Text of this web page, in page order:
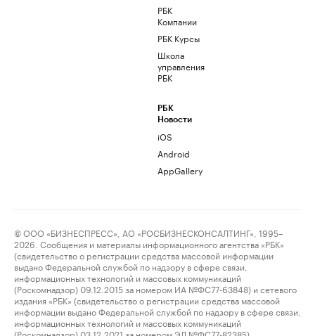
РБК
Компании
РБК Курсы
Школа
управления
РБК
РБК
Новости
iOS
Android
AppGallery
© ООО «БИЗНЕСПРЕСС», АО «РОСБИЗНЕСКОНСАЛТИНГ», 1995–
2026. Сообщения и материалы информационного агентства «РБК»
(свидетельство о регистрации средства массовой информации
выдано Федеральной службой по надзору в сфере связи,
информационных технологий и массовых коммуникаций
(Роскомнадзор) 09.12.2015 за номером ИА №ФС77-63848) и сетевого
издания «РБК» (свидетельство о регистрации средства массовой
информации выдано Федеральной службой по надзору в сфере связи,
информационных технологий и массовых коммуникаций